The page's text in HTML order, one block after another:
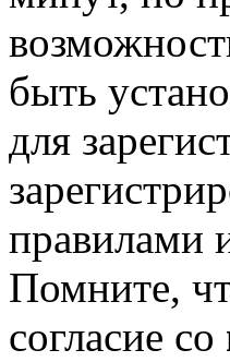
быть
для
правилами
Помните,
согласие со